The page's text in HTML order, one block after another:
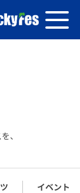
、
イベント